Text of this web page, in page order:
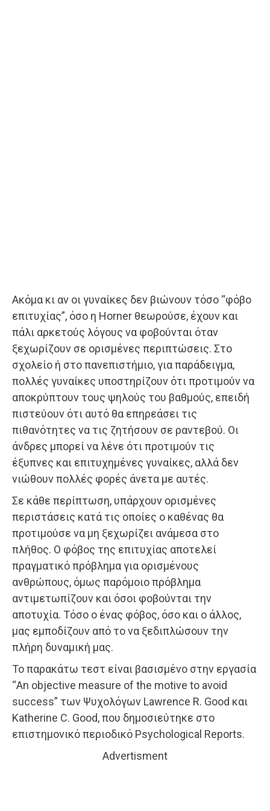
Ακόμα κι αν οι γυναίκες δεν βιώνουν τόσο “φόβο
επιτυχίας”, όσο η Horner θεωρούσε, έχουν και
πάλι αρκετούς λόγους να φοβούνται όταν
ξεχωρίζουν σε ορισμένες περιπτώσεις. Στο
σχολείο ή στο πανεπιστήμιο, για παράδειγμα,
πολλές γυναίκες υποστηρίζουν ότι προτιμούν να
αποκρύπτουν τους ψηλούς του βαθμούς, επειδή
πιστεύουν ότι αυτό θα επηρεάσει τις
πιθανότητες να τις ζητήσουν σε ραντεβού. Οι
άνδρες μπορεί να λένε ότι προτιμούν τις
έξυπνες και επιτυχημένες γυναίκες, αλλά δεν
νιώθουν πολλές φορές άνετα με αυτές.
Σε κάθε περίπτωση, υπάρχουν ορισμένες
περιστάσεις κατά τις οποίες ο καθένας θα
προτιμούσε να μη ξεχωρίζει ανάμεσα στο
πλήθος. Ο φόβος της επιτυχίας αποτελεί
πραγματικό πρόβλημα για ορισμένους
ανθρώπους, όμως παρόμοιο πρόβλημα
αντιμετωπίζουν και όσοι φοβούνται την
αποτυχία. Τόσο ο ένας φόβος, όσο και ο άλλος,
μας εμποδίζουν από το να ξεδιπλώσουν την
πλήρη δυναμική μας.
Το παρακάτω τεστ είναι βασισμένο στην εργασία
“An objective measure of the motive to avoid
success” των Ψυχολόγων Lawrence R. Good και
Katherine C. Good, που δημοσιεύτηκε στο
επιστημονικό περιοδικό Psychological Reports.
Advertisment